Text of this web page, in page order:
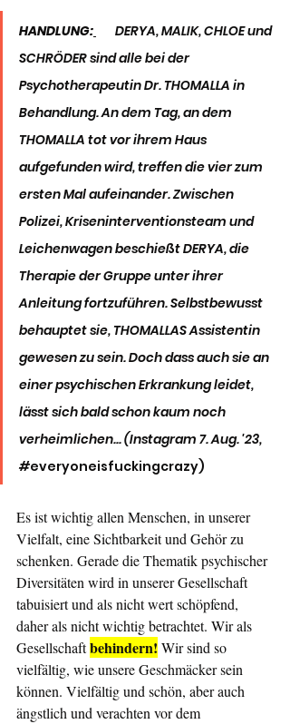
HANDLUNG:
       DERYA, MALIK, CHLOE und
SCHRÖDER sind alle bei der
Psychotherapeutin Dr. THOMALLA in
Behandlung. An dem Tag, an dem
THOMALLA tot vor ihrem Haus
aufgefunden wird, treffen die vier zum
ersten Mal aufeinander. Zwischen
Polizei, Kriseninterventionsteam und
Leichenwagen beschießt DERYA, die
Therapie der Gruppe unter ihrer
Anleitung fortzuführen. Selbstbewusst
behauptet sie, THOMALLAS Assistentin
gewesen zu sein. Doch dass auch sie an
einer psychischen Erkrankung leidet,
lässt sich bald schon kaum noch
verheimlichen... (Instagram 7. Aug. '23,
#everyoneisfuckingcrazy)
Es ist wichtig allen Menschen, in unserer
Vielfalt, eine Sichtbarkeit und Gehör zu
schenken. Gerade die Thematik psychischer
Diversitäten wird in unserer Gesellschaft
tabuisiert und als nicht wert schöpfend,
daher als nicht wichtig betrachtet. Wir als
Gesellschaft behindern! Wir sind so
vielfältig, wie unsere Geschmäcker sein
können. Vielfältig und schön, aber auch
ängstlich und verachten vor dem